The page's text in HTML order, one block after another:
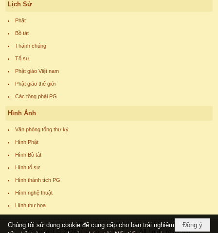
Lịch Sử
Phật
Bồ tát
Thánh chúng
Tổ sư
Phật giáo Việt nam
Phật giáo thế giới
Các tông phái PG
Hình Ảnh
Văn phòng tổng thư ký
Hình Phật
Hình Bồ tát
Hình tổ sư
Hình thánh tích PG
Hình nghệ thuật
Hình thư họa
Đồng ý
Chúng tôi sử dụng cookie để cung cấp cho bạn trải nghiệm